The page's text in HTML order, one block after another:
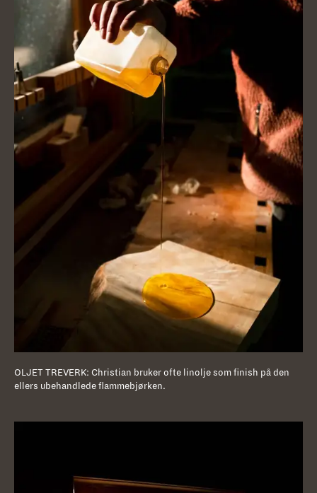
OLJET TREVERK: Christian bruker ofte linolje som finish på den
ellers ubehandlede flammebjørken.